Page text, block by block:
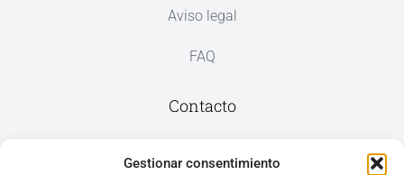
Gestionar consentimiento
Aviso legal
FAQ
Contacto
Av. del Mar, 59, 03187 Los Montesinos,